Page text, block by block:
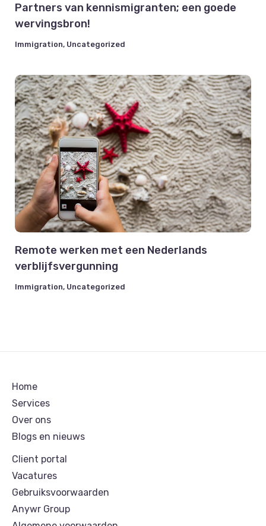
Partners van kennismigranten; een goede
wervingsbron!
Immigration, Uncategorized
Remote werken met een Nederlands
verblijfsvergunning
Immigration, Uncategorized
Home
Services
Over ons
Blogs en nieuws
Client portal
Vacatures
Gebruiksvoorwaarden
Anywr Group